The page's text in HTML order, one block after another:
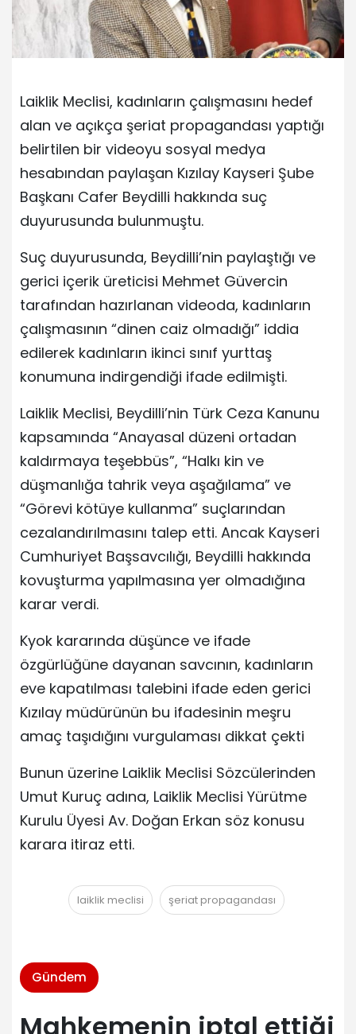
Laiklik Meclisi, kadınların çalışmasını hedef
alan ve açıkça şeriat propagandası yaptığı
belirtilen bir videoyu sosyal medya
hesabından paylaşan Kızılay Kayseri Şube
Başkanı Cafer Beydilli hakkında suç
duyurusunda bulunmuştu.
Suç duyurusunda, Beydilli’nin paylaştığı ve
gerici içerik üreticisi Mehmet Güvercin
tarafından hazırlanan videoda, kadınların
çalışmasının “dinen caiz olmadığı” iddia
edilerek kadınların ikinci sınıf yurttaş
konumuna indirgendiği ifade edilmişti.
Laiklik Meclisi, Beydilli’nin Türk Ceza Kanunu
kapsamında “Anayasal düzeni ortadan
kaldırmaya teşebbüs”, “Halkı kin ve
düşmanlığa tahrik veya aşağılama” ve
“Görevi kötüye kullanma” suçlarından
cezalandırılmasını talep etti. Ancak Kayseri
Cumhuriyet Başsavcılığı, Beydilli hakkında
kovuşturma yapılmasına yer olmadığına
karar verdi.
Kyok kararında düşünce ve ifade
özgürlüğüne dayanan savcının, kadınların
eve kapatılması talebini ifade eden gerici
Kızılay müdürünün bu ifadesinin meşru
amaç taşıdığını vurgulaması dikkat çekti
Bunun üzerine Laiklik Meclisi Sözcülerinden
Umut Kuruç adına, Laiklik Meclisi Yürütme
Kurulu Üyesi Av. Doğan Erkan söz konusu
karara itiraz etti.
laiklik meclisi şeriat propagandası
Gündem
Mahkemenin iptal ettiği